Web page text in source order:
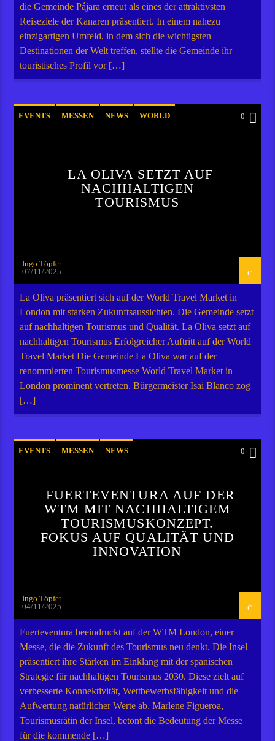
die Gemeinde Pájara erneut als eines der attraktivsten
Reiseziele der Kanaren präsentiert. In einem nahezu
einzigartigen Umfeld, in dem sich die wichtigsten
Destinationen der Welt treffen, stellte die Gemeinde ihr
touristisches Profil vor […]
EVENTS MESSEN NEWS WORLD 0
LA OLIVA SETZT AUF
NACHHALTIGEN
TOURISMUS
Ingo Töpfer
07/11/2025
La Oliva präsentiert sich auf der World Travel Market in
London mit starken Zukunftsaussichten. Die Gemeinde setzt
auf nachhaltigen Tourismus und Qualität. La Oliva setzt auf
nachhaltigen Tourismus Erfolgreicher Auftritt auf der World
Travel Market Die Gemeinde La Oliva war auf der
renommierten Tourismusmesse World Travel Market in
London prominent vertreten. Bürgermeister Isai Blanco zog
[…]
EVENTS MESSEN NEWS 0
FUERTEVENTURA AUF DER
WTM MIT NACHHALTIGEM
TOURISMUSKONZEPT.
FOKUS AUF QUALITÄT UND
INNOVATION
Ingo Töpfer
04/11/2025
Fuerteventura beeindruckt auf der WTM London, einer
Messe, die die Zukunft des Tourismus neu denkt. Die Insel
präsentiert ihre Stärken im Einklang mit der spanischen
Strategie für nachhaltigen Tourismus 2030. Diese zielt auf
verbesserte Konnektivität, Wettbewerbsfähigkeit und die
Aufwertung natürlicher Werte ab. Marlene Figueroa,
Tourismusrätin der Insel, betont die Bedeutung der Messe
für die kommende […]